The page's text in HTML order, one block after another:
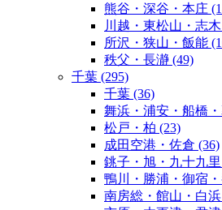
熊谷・深谷・本庄
川越・東松山・志
所沢・狭山・飯能
秩父・長瀞 (49)
千葉 (295)
千葉 (36)
舞浜・浦安・船橋
松戸・柏 (23)
成田空港・佐倉 (36)
銚子・旭・九十九
鴨川・勝浦・御宿
南房総・館山・白